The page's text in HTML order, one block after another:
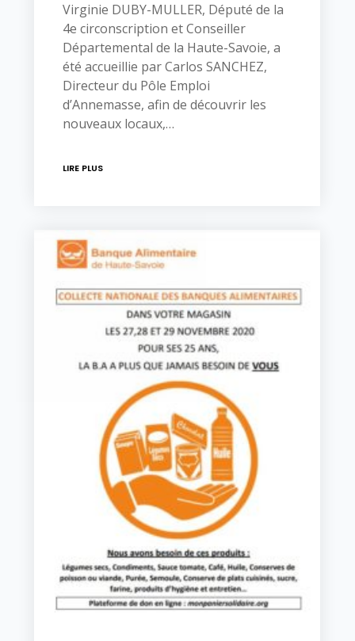
Virginie DUBY-MULLER, Député de la
4e circonscription et Conseiller
Départemental de la Haute-Savoie, a
été accueillie par Carlos SANCHEZ,
Directeur du Pôle Emploi
d’Annemasse, afin de découvrir les
nouveaux locaux,…
LIRE PLUS